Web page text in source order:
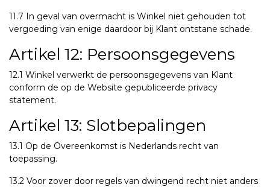
11.7 In geval van overmacht is Winkel niet gehouden tot
vergoeding van enige daardoor bij Klant ontstane schade.
Artikel 12: Persoonsgegevens
12.1 Winkel verwerkt de persoonsgegevens van Klant
conform de op de Website gepubliceerde privacy
statement.
Artikel 13: Slotbepalingen
13.1 Op de Overeenkomst is Nederlands recht van
toepassing.
13.2 Voor zover door regels van dwingend recht niet anders